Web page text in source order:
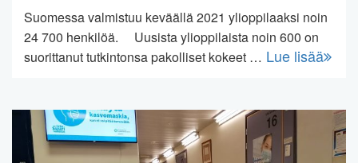
Suomessa valmistuu keväällä 2021 ylioppilaaksi noin
24 700 henkilöä. Uusista ylioppilaista noin 600 on
suorittanut tutkintonsa pakolliset kokeet … Lue lisää